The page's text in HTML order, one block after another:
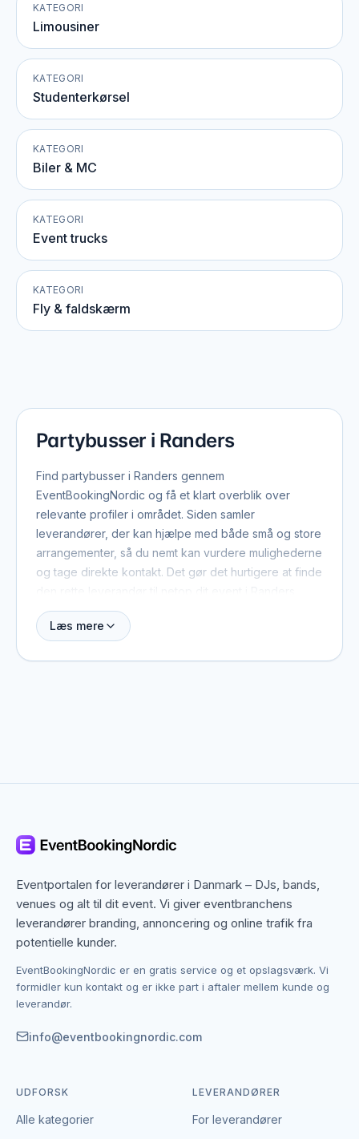
KATEGORI
Limousiner
KATEGORI
Studenterkørsel
KATEGORI
Biler & MC
KATEGORI
Event trucks
KATEGORI
Fly & faldskærm
Partybusser i Randers
Find partybusser i Randers gennem
EventBookingNordic og få et klart overblik over
relevante profiler i området. Siden samler
leverandører, der kan hjælpe med både små og store
arrangementer, så du nemt kan vurdere mulighederne
og tage direkte kontakt. Det gør det hurtigere at finde
Når du booker partybusser i Randers, er der typisk et
Randers dækker både centrum og omegn, og mange
Randers, men også specialister fra nabobyer, der
hvis du har en bestemt stil, et bestemt budget eller en
speciel ramme i tankerne.
Kontakten foregår altid direkte mellem dig og den
EventBookingNordic er en åben portal – vi tager
hverken gebyr eller provision, og du laver aftalen på
præcisere leverancen og indgå en aftale, der passer
Læs mere
Eventportalen for leverandører i Danmark – DJs, bands,
venues og alt til dit event. Vi giver eventbranchens
leverandører branding, annoncering og online trafik fra
potentielle kunder.
EventBookingNordic er en gratis service og et opslagsværk. Vi
formidler kun kontakt og er ikke part i aftaler mellem kunde og
leverandør.
info@eventbookingnordic.com
UDFORSK
Alle kategorier
LEVERANDØRER
For leverandører